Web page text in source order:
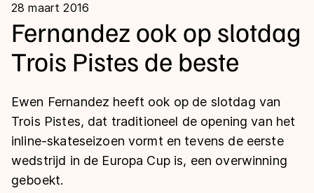
Kalender
Disciplines
Langebaan
Shorttrack
Inlineskaten
Uitslagen
Langebaan
Shorttrack
Marathon
Tijden & historie
Ranglijsten Langebaan
28 maart 2016
Fernandez ook op slotdag
Trois Pistes de beste
Ewen Fernandez heeft ook op de slotdag van
Trois Pistes, dat traditioneel de opening van het
inline-skateseizoen vormt en tevens de eerste
wedstrijd in de Europa Cup is, een overwinning
geboekt.